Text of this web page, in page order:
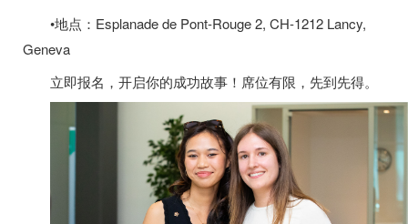
•地点：Esplanade de Pont-Rouge 2, CH-1212 Lancy,
Geneva
立即报名，开启你的成功故事！席位有限，先到先得。